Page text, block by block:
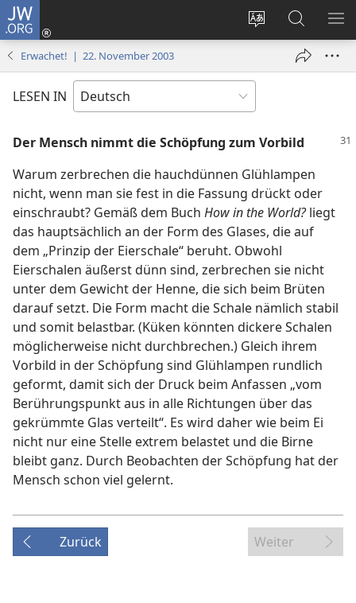
JW.ORG
Websitesprache
ändern
Anmelden
(öffnet
Suche
Erwachet! | 22. November 2003
LESEN IN
Der Mensch nimmt die Schöpfung zum Vorbild
Warum zerbrechen die hauchdünnen Glühlampen
nicht, wenn man sie fest in die Fassung drückt oder
einschraubt? Gemäß dem Buch How in the World?liegt
das hauptsächlich an der Form des Glases, die auf
dem „Prinzip der Eierschale“ beruht. Obwohl
Eierschalen äußerst dünn sind, zerbrechen sie nicht
unter dem Gewicht der Henne, die sich beim Brüten
darauf setzt. Die Form macht die Schale nämlich stabil
und somit belastbar. (Küken könnten dickere Schalen
möglicherweise nicht durchbrechen.) Gleich ihrem
Vorbild in der Schöpfung sind Glühlampen rundlich
geformt, damit sich der Druck beim Anfassen „vom
Berührungspunkt aus in alle Richtungen über das
gekrümmte Glas verteilt“. Es wird daher wie beim Ei
nicht nur eine Stelle extrem belastet und die Birne
bleibt ganz. Durch Beobachten der Schöpfung hat der
Mensch schon viel gelernt.
Zurück Weiter